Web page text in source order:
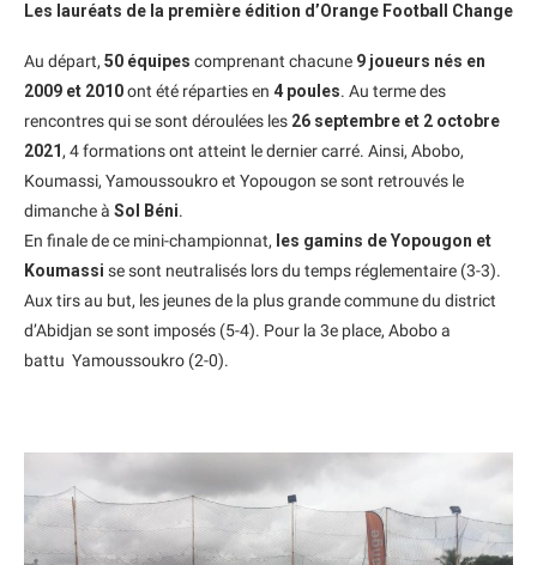
Les lauréats de la première édition d’Orange Football Change
Au départ, 50 équipes comprenant chacune 9 joueurs nés en
2009 et 2010ont été réparties en 4 poules. Au terme des
rencontres qui se sont déroulées les 26 septembre et 2 octobre
2021 , 4 formations ont atteint le dernier carré. Ainsi, Abobo,
Koumassi, Yamoussoukro et Yopougon se sont retrouvés le
dimanche à Sol Béni.
En finale de ce mini-championnat, les gamins de Yopougon et
Koumassi se sont neutralisés lors du temps réglementaire (3-3).
Aux tirs au but, les jeunes de la plus grande commune du district
d’Abidjan se sont imposés (5-4). Pour la 3e place, Abobo a
battu Yamoussoukro (2-0).